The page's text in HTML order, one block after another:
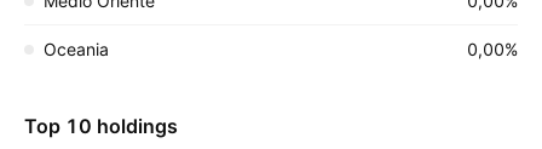
Oceania 0,00%
Top 10 holdings